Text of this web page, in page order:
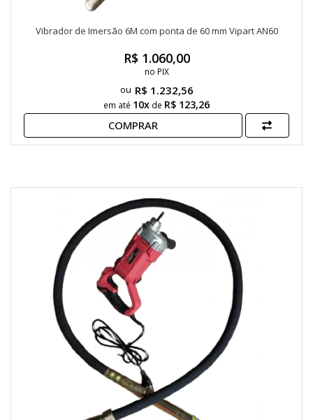
Vibrador de Imersão 6M com ponta de 60 mm Vipart AN60
R$ 1.232,56
em até 10x de R$ 123,26
R$ 1.060,00
no PIX
COMPRAR